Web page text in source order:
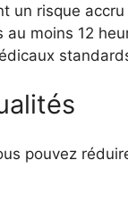
risque
moins 12
pouvez